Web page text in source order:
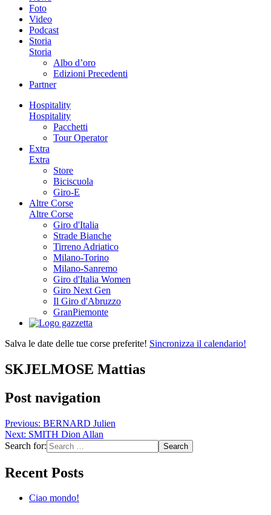
Foto
Video
Podcast
Storia
Storia
Albo d’oro
Edizioni Precedenti
Partner
Hospitality
Hospitality
Pacchetti
Tour Operator
Extra
Extra
Store
Biciscuola
Giro-E
Altre Corse
Altre Corse
Giro d'Italia
Strade Bianche
Tirreno Adriatico
Milano-Torino
Milano-Sanremo
Giro d'Italia Women
Giro Next Gen
Il Giro d'Abruzzo
GranPiemonte
Salva le date delle tue corse preferite! Sincronizza il calendario!
SKJELMOSE Mattias
Post navigation
Previous: BERNARD Julien
Next: SMITH Dion Allan
Search for:
Recent Posts
Ciao mondo!